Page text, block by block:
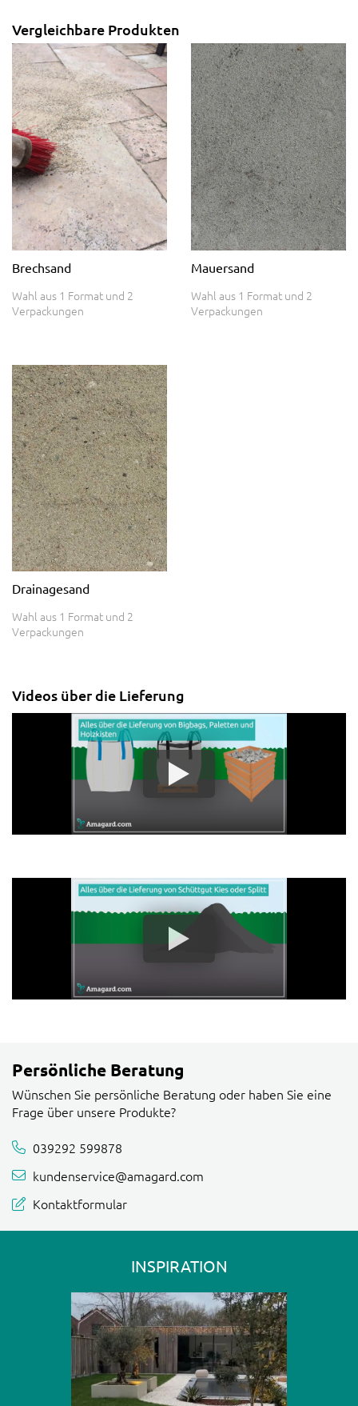
Vergleichbare Produkten
Brechsand
Wahl aus 1 Format und 2
Verpackungen
Mauersand
Wahl aus 1 Format und 2
Verpackungen
Drainagesand
Wahl aus 1 Format und 2
Verpackungen
Videos über die Lieferung
Persönliche Beratung
Wünschen Sie persönliche Beratung oder haben Sie eine
Frage über unsere Produkte?
039292 599878
kundenservice@amagard.com
Kontaktformular
INSPIRATION